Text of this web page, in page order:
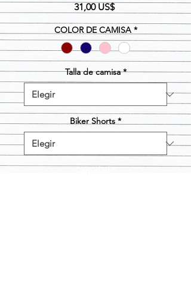
31,00 US$Precio
COLOR DE CAMISA *
Talla de camisa *
Biker Shorts *
Cantidad *